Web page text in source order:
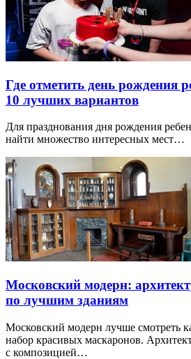
Где отметить день рождения
10 лучших вариантов
Для празднования дня рождения
найти множество интересных мест…
Московский модерн:
по лучшим зданиям
Московский модерн лучше смотреть
набор красивых маскаронов.
с композицией…